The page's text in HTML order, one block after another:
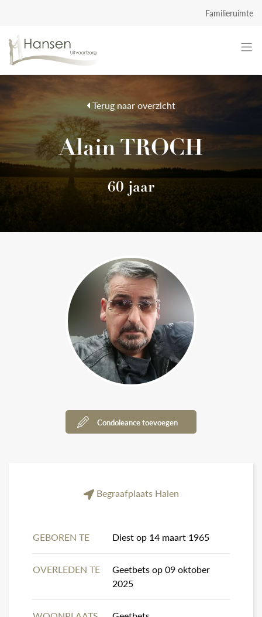
Familieruimte
Alain TROCH
60 jaar
Terug naar overzicht
Begraafplaats Halen
GEBOREN TE Diest op 14 maart 1965
OVERLEDEN TE
Geetbets op 09 oktober
2025
Condoleance toevoegen